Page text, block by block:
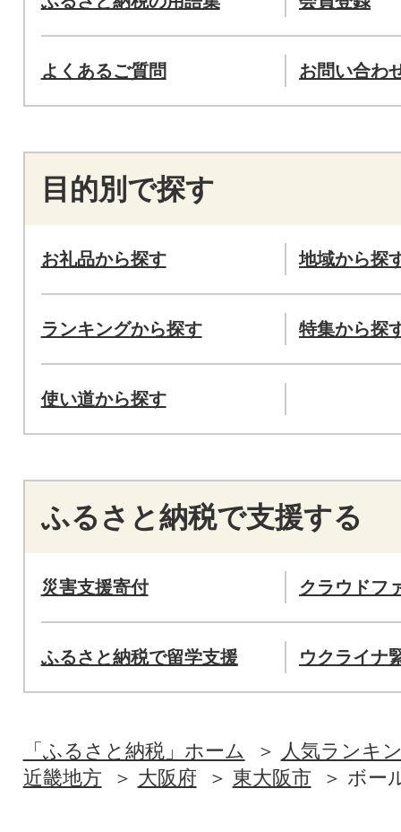
よくあるご質問 お問い合わ
目的別で探す
お礼品から探す 地域から探
ランキングから探す 特集から探
使い道から探す
ふるさと納税で支援する
災害支援寄付 クラウドフ
ふるさと納税で留学支援 ウクライナ
「ふるさと納税」ホーム
人気ランキ
近畿地方
大阪府 東大阪市 ボー